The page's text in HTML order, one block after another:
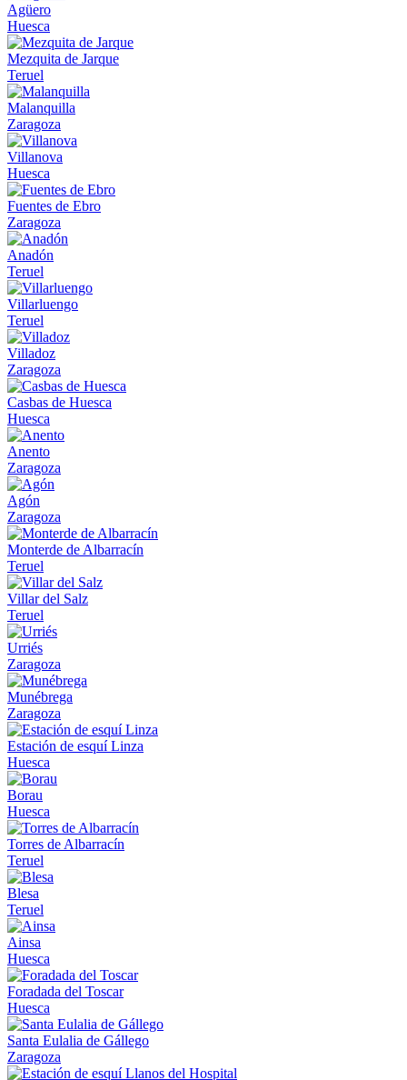
Agüero
Huesca
Mezquita de Jarque
Teruel
Malanquilla
Zaragoza
Villanova
Huesca
Fuentes de Ebro
Zaragoza
Anadón
Teruel
Villarluengo
Teruel
Villadoz
Zaragoza
Casbas de Huesca
Huesca
Anento
Zaragoza
Agón
Zaragoza
Monterde de Albarracín
Teruel
Villar del Salz
Teruel
Urriés
Zaragoza
Munébrega
Zaragoza
Estación de esquí Linza
Huesca
Borau
Huesca
Torres de Albarracín
Teruel
Blesa
Teruel
Ainsa
Huesca
Foradada del Toscar
Huesca
Santa Eulalia de Gállego
Zaragoza